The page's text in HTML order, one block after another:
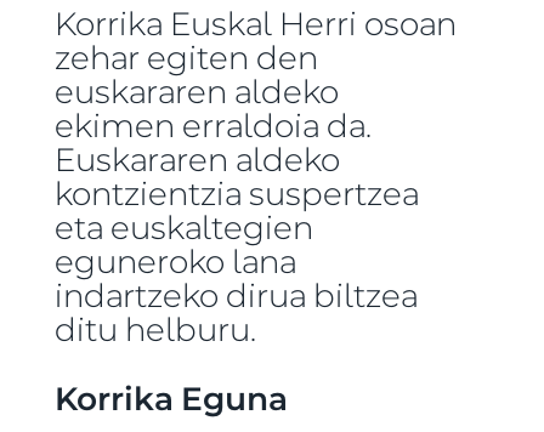
Korrika Euskal Herri osoan
zehar egiten den
euskararen aldeko
ekimen erraldoia da.
Euskararen aldeko
kontzientzia suspertzea
eta euskaltegien
eguneroko lana
indartzeko dirua biltzea
ditu helburu.
Korrika Eguna